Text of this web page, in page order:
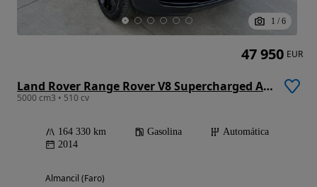
1 / 6
Land Rover Range Rover V8 Supercharged Autobiography Black
5000 cm3 • 510 cv
164 330 km Gasolina
Automática
2014
Almancil (Faro)
47 950 EUR